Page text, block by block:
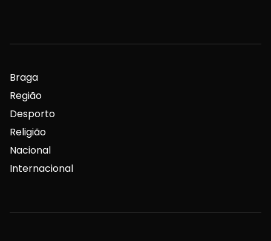
Braga
Região
Desporto
Religião
Nacional
Internacional